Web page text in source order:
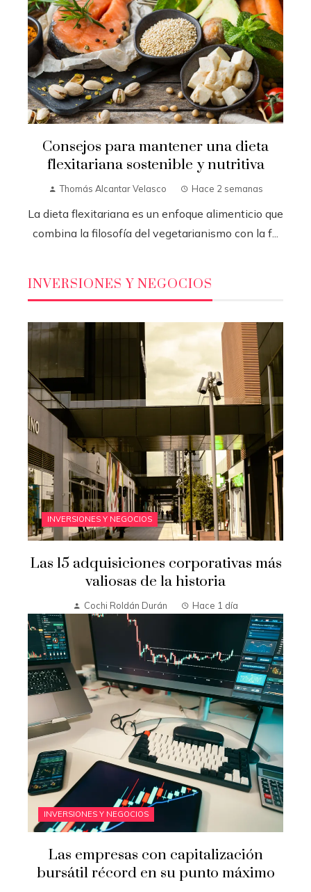
Consejos para mantener una dieta
flexitariana sostenible y nutritiva
Thomás Alcantar Velasco Hace 2 semanas
La dieta flexitariana es un enfoque alimenticio que
combina la filosofía del vegetarianismo con la f...
INVERSIONES Y NEGOCIOS
INVERSIONES Y NEGOCIOS
Las 15 adquisiciones corporativas más
valiosas de la historia
Cochi Roldán Durán Hace 1 día
INVERSIONES Y NEGOCIOS
Las empresas con capitalización
bursátil récord en su punto máximo